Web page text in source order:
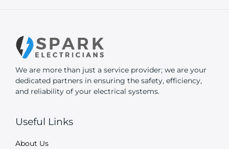
We are more than just a service provider; we are your
dedicated partners in ensuring the safety, efficiency,
and reliability of your electrical systems.
Useful Links
About Us